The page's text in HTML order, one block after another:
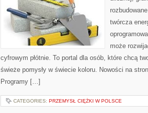
twórcza
może
cyfrowym płótnie. To portal dla osób, które chcą
świeże pomysły w świecie koloru. Nowości na
Programy […]
CATEGORIES: PRZEMYSŁ CIĘŻKI W POLSCE